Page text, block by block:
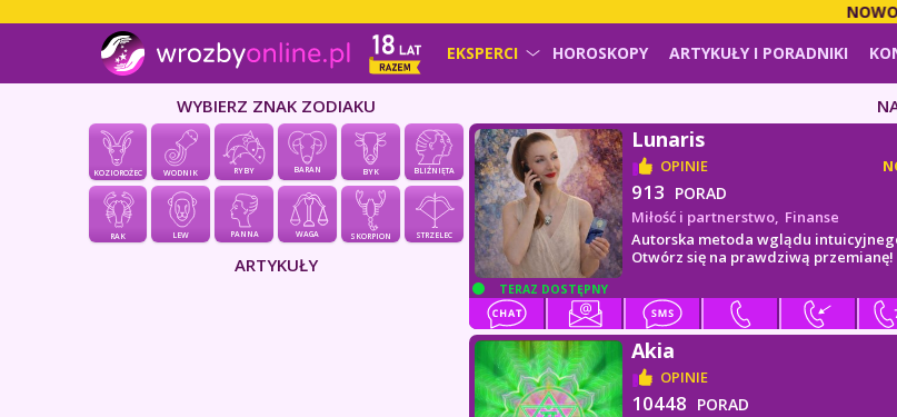
NOWOŚĆ!
EKSPERCI HOROSKOPY ARTYKUŁY I PORADNIKI
WYBIERZ ZNAK ZODIAKU
KOZIOROŻEC WODNIK RYBY BARAN BYK BLIŹNIĘTA
RAK LEW PANNA WAGA SKORPION STRZELEC
ARTYKUŁY
TERAZ DOSTĘPNY
Lunaris
OPINIE
913 PORAD
Miłość i partnerstwo, Finanse
Autorska metoda wglądu
Otwórz się na prawdziwą przemianę!
Akia
OPINIE
10448 PORAD